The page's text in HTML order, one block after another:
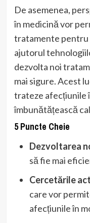
De asemenea,
în medicină vor
tratamente pentru
ajutorul
dezvolta noi
mai sigure. Acest
trateze afecțiunile
îmbunătățească
5 Puncte Cheie
Dezvoltarea
să fie mai
Cercetările
care vor
afecțiunile în